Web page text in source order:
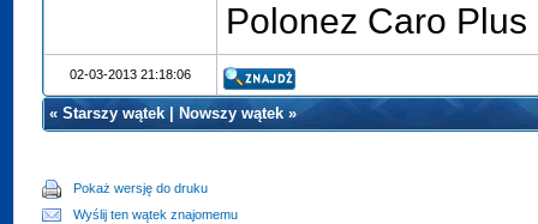
Polonez Caro
02-03-2013 21:18:06
«Starszy wątek Nowszy wątek»
Pokaż wersję do druku
Wyślij ten wątek znajomemu